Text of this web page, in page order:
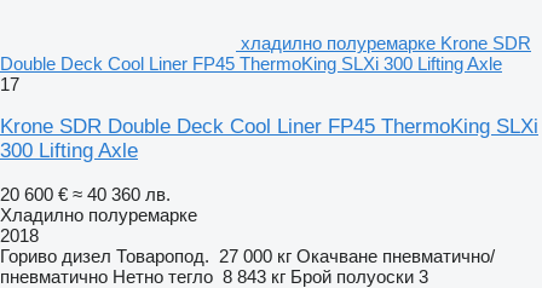
хладилно полуремарке Krone SDR
Double Deck Cool Liner FP45 ThermoKing SLXi 300 Lifting Axle
17
Krone SDR Double Deck Cool Liner FP45 ThermoKing SLXi
300 Lifting Axle
20 600 € ≈ 40 360 лв.
Хладилно полуремарке
2018
Гориво дизел Товаропод. 27 000 кг Окачване пневматично/
пневматично Нетно тегло 8 843 кг Брой полуоски 3